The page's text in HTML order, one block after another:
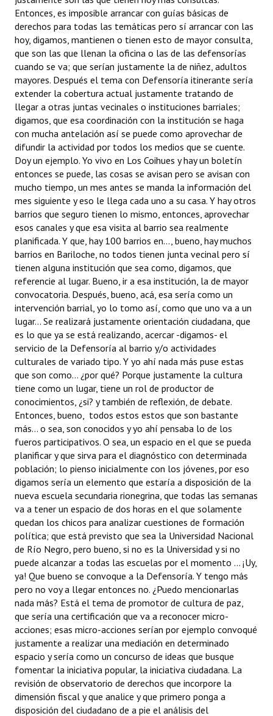
Entonces, es imposible arrancar con guías básicas de
derechos para todas las temáticas pero sí arrancar con las
hoy, digamos, mantienen o tienen esto de mayor consulta,
que son las que llenan la oficina o las de las defensorías
cuando se va; que serían justamente la de niñez, adultos
mayores. Después el tema con Defensoría itinerante sería
extender la cobertura actual justamente tratando de
llegar a otras juntas vecinales o instituciones barriales;
digamos, que esa coordinación con la institución se haga
con mucha antelación así se puede como aprovechar de
difundir la actividad por todos los medios que se cuente.
Doy un ejemplo. Yo vivo en Los Coihues y hay un boletín
entonces se puede, las cosas se avisan pero se avisan con
mucho tiempo, un mes antes se manda la información del
mes siguiente y eso le llega cada uno a su casa. Y hay otros
barrios que seguro tienen lo mismo, entonces, aprovechar
esos canales y que esa visita al barrio sea realmente
planificada. Y que, hay 100 barrios en..., bueno, hay muchos
barrios en Bariloche, no todos tienen junta vecinal pero sí
tienen alguna institución que sea como, digamos, que
referencie al lugar. Bueno, ir a esa institución, la de mayor
convocatoria. Después, bueno, acá, esa sería como un
intervención barrial, yo lo tomo así, como que uno va a un
lugar... Se realizará justamente orientación ciudadana, que
es lo que ya se está realizando, acercar -digamos- el
servicio de la Defensoría al barrio y/o actividades
culturales de variado tipo. Y yo ahí nada más puse estas
que son como... ¿por qué? Porque justamente la cultura
tiene como un lugar, tiene un rol de productor de
conocimientos, ¿si? y también de reflexión, de debate.
Entonces, bueno, todos estos estos que son bastante
más... o sea, son conocidos y yo ahí pensaba lo de los
fueros participativos. O sea, un espacio en el que se pueda
planificar y que sirva para el diagnóstico con determinada
población; lo pienso inicialmente con los jóvenes, por eso
digamos sería un elemento que estaría a disposición de la
nueva escuela secundaria rionegrina, que todas las semanas
va a tener un espacio de dos horas en el que solamente
quedan los chicos para analizar cuestiones de formación
política; que está previsto que sea la Universidad Nacional
de Río Negro, pero bueno, si no es la Universidad y si no
puede alcanzar a todas las escuelas por el momento ... ¡Uy,
ya! Que bueno se convoque a la Defensoría. Y tengo más
pero no voy a llegar entonces no. ¿Puedo mencionarlas
nada más? Está el tema de promotor de cultura de paz,
que sería una certificación que va a reconocer micro-
acciones; esas micro-acciones serían por ejemplo convoqué
justamente a realizar una mediación en determinado
espacio y sería como un concurso de ideas que busque
fomentar la iniciativa popular, la iniciativa ciudadana. La
revisión de observatorio de derechos que incorpore la
dimensión fiscal y que analice y que primero ponga a
disposición del ciudadano de a pie el análisis del